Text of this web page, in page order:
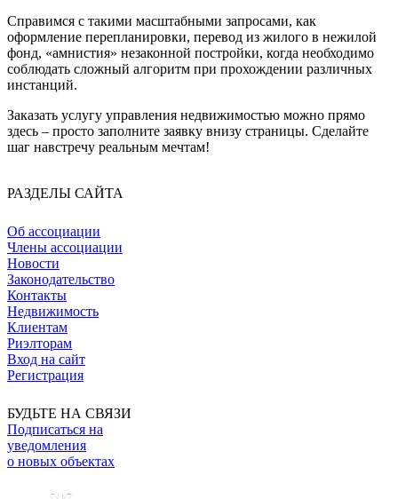
Справимся с такими масштабными запросами, как
оформление перепланировки, перевод из жилого в нежилой
фонд, «амнистия» незаконной постройки, когда необходимо
соблюдать сложный алгоритм при прохождении различных
инстанций.
Заказать услугу управления недвижимостью можно прямо
здесь – просто заполните заявку внизу страницы. Сделайте
шаг навстречу реальным мечтам!
РАЗДЕЛЫ САЙТА
Об ассоциации
Члены ассоциации
Новости
Законодательство
Контакты
Недвижимость
Клиентам
Риэлторам
Вход на сайт
Регистрация
БУДЬТЕ НА СВЯЗИ
Подписаться на
уведомления
о новых объектах